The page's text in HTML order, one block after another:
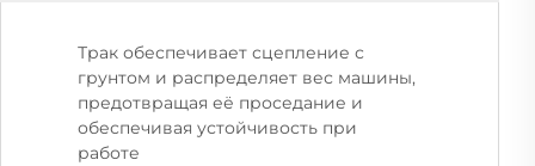
Трак обеспечивает сцепление с
грунтом и распределяет вес машины,
предотвращая её проседание и
обеспечивая устойчивость при
работе